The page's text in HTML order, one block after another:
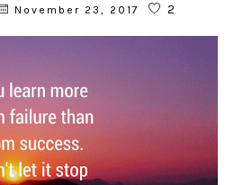
November 23, 2017 2